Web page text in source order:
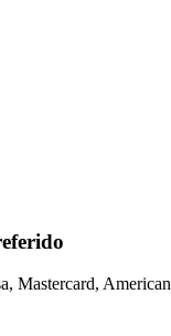
Mastercard,